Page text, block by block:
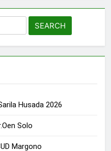
Husada 2026
Solo
Margono